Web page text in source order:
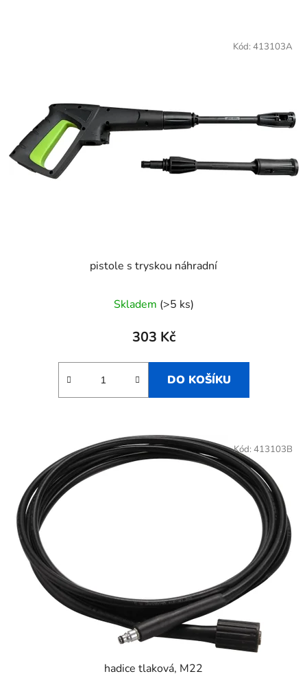
pistole s tryskou náhradní
Skladem (>5 ks)
303 Kč
DO KOŠÍKU
Kód: 413103A
hadice tlaková, M22
Kód: 413103B